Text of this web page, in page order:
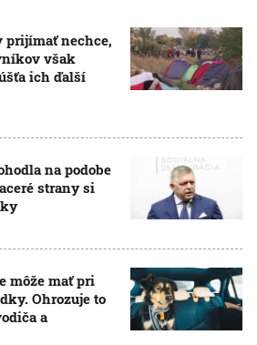
prijímať nechce,
však
ich ďalší
na podobe
strany si
môže mať pri
Ohrozuje to
a